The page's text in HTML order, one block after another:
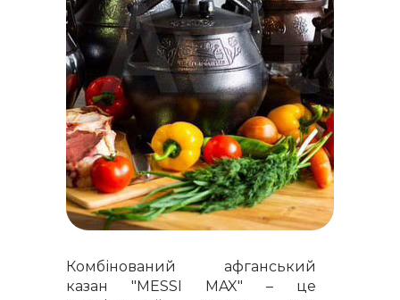
Комбінований афганський
казан "MESSI MAX" – це